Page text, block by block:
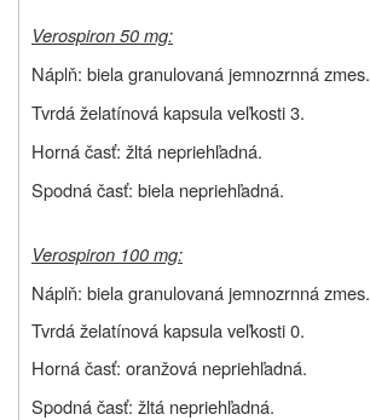
Verospiron 50 mg:
Náplň: biela granulovaná jemnozrnná zmes.
Tvrdá želatínová kapsula veľkosti 3.
Horná časť: žltá nepriehľadná.
Spodná časť: biela nepriehľadná.
Verospiron 100 mg:
Náplň: biela granulovaná jemnozrnná zmes.
Tvrdá želatínová kapsula veľkosti 0.
Horná časť: oranžová nepriehľadná.
Spodná časť: žltá nepriehľadná.